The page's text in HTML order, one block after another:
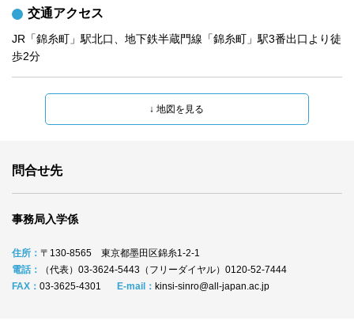
交通アクセス
JR「錦糸町」駅北口、地下鉄半蔵門線「錦糸町」駅3番出口より徒
歩2分
問合せ先
事務局入学係
住所： 〒130-8565 東京都墨田区錦糸1-2-1
電話：
（代表）03-3624-5443（フリーダイヤル）0120-52-7444
FAX： 03-3625-4301 E-mail： kinsi-sinro@all-japan.ac.jp